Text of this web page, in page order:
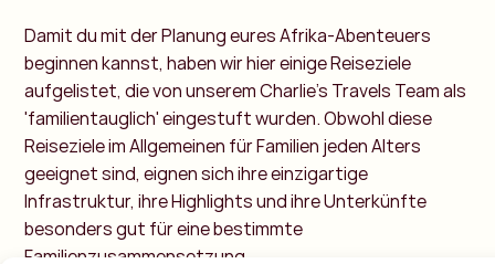
Damit du mit der Planung eures Afrika-Abenteuers
beginnen kannst, haben wir hier einige Reiseziele
aufgelistet, die von unserem Charlie's Travels Team als
'familientauglich' eingestuft wurden. Obwohl diese
Reiseziele im Allgemeinen für Familien jeden Alters
geeignet sind, eignen sich ihre einzigartige
Infrastruktur, ihre Highlights und ihre Unterkünfte
besonders gut für eine bestimmte
Familienzusammensetzung.